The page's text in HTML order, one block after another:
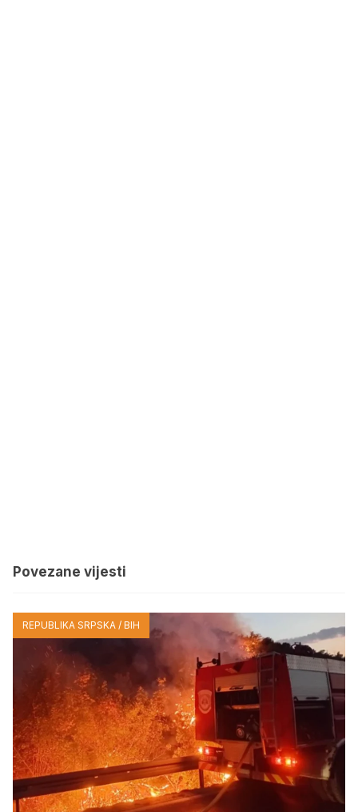
Povezane vijesti
REPUBLIKA SRPSKA / BIH